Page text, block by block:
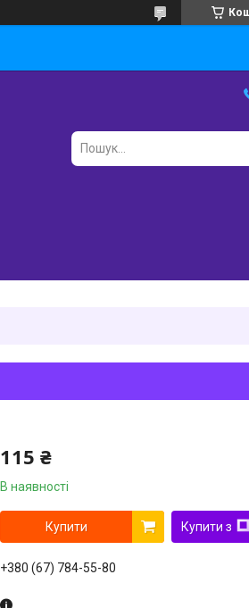
115 ₴
В наявності
Купити Купити з
+380 (67) 784-55-80